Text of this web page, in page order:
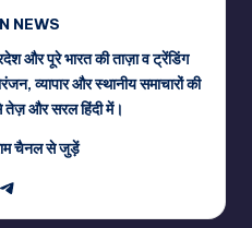
NEWS
और पूरे भारत की ताज़ा व ट्रेंडिंग
व्यापार और स्थानीय समाचारों की
और सरल हिंदी में।
चैनल से जुड़ें
Telegram